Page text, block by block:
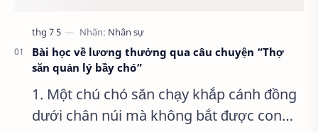
Bài học về lương thưởng qua câu chuyện “Thợ
săn quản lý bầy chó”
1. Một chú chó săn chạy khắp cánh đồng
dưới chân núi mà không bắt được con